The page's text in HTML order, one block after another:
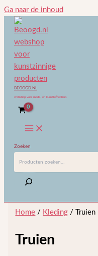
Ga naar de inhoud
BEOOGD.NL
webshop voor mode- en kunstliefhebbers
Zoeken
Home / Kleding / Truien
Truien